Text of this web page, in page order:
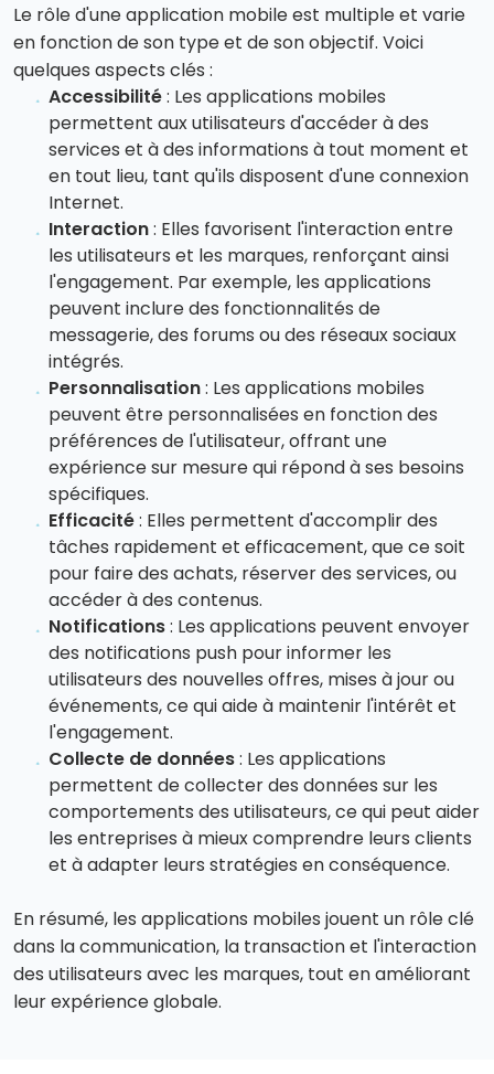
Le rôle d'une application mobile est multiple et varie
en fonction de son type et de son objectif. Voici
quelques aspects clés :
Accessibilité: Les applications mobiles
permettent aux utilisateurs d'accéder à des
services et à des informations à tout moment et
en tout lieu, tant qu'ils disposent d'une connexion
Internet.
Interaction: Elles favorisent l'interaction entre
les utilisateurs et les marques, renforçant ainsi
l'engagement. Par exemple, les applications
peuvent inclure des fonctionnalités de
messagerie, des forums ou des réseaux sociaux
intégrés.
Personnalisation: Les applications mobiles
peuvent être personnalisées en fonction des
préférences de l'utilisateur, offrant une
expérience sur mesure qui répond à ses besoins
spécifiques.
Efficacité: Elles permettent d'accomplir des
tâches rapidement et efficacement, que ce soit
pour faire des achats, réserver des services, ou
accéder à des contenus.
Notifications: Les applications peuvent envoyer
des notifications push pour informer les
utilisateurs des nouvelles offres, mises à jour ou
événements, ce qui aide à maintenir l'intérêt et
l'engagement.
Collecte de données: Les applications
permettent de collecter des données sur les
comportements des utilisateurs, ce qui peut aider
les entreprises à mieux comprendre leurs clients
et à adapter leurs stratégies en conséquence.
En résumé, les applications mobiles jouent un rôle clé
dans la communication, la transaction et l'interaction
des utilisateurs avec les marques, tout en améliorant
leur expérience globale.